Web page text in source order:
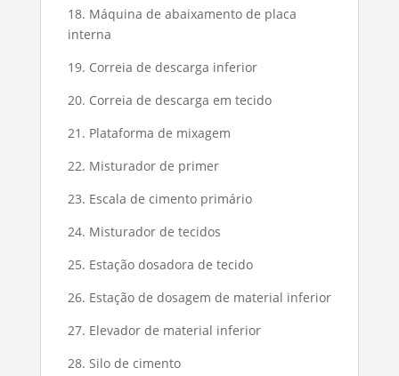
18. Máquina de abaixamento de placa
interna
19. Correia de descarga inferior
20. Correia de descarga em tecido
21. Plataforma de mixagem
22. Misturador de primer
23. Escala de cimento primário
24. Misturador de tecidos
25. Estação dosadora de tecido
26. Estação de dosagem de material inferior
27. Elevador de material inferior
28. Silo de cimento